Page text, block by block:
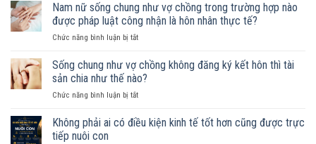
Nam nữ sống chung như vợ chồng trong trường hợp nào
được pháp luật công nhận là hôn nhân thực tế?
Chức năng bình luận bị tắtở
nữ
sống
chung
như
chồng
Sống chung như vợ chồng không đăng ký kết hôn thì tài
sản chia như thế nào?
Chức năng bình luận bị tắtở
chung
Không phải ai có điều kiện kinh tế tốt hơn cũng được trực
tiếp nuôi con